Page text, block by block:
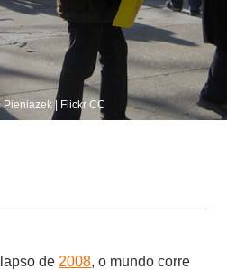
Pieniazek | Flickr CC
de 2008, o mundo corre